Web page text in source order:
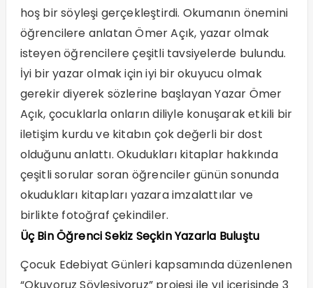
hoş bir söyleşi gerçekleştirdi. Okumanın önemini
öğrencilere anlatan Ömer Açık, yazar olmak
isteyen öğrencilere çeşitli tavsiyelerde bulundu.
İyi bir yazar olmak için iyi bir okuyucu olmak
gerekir diyerek sözlerine başlayan Yazar Ömer
Açık, çocuklarla onların diliyle konuşarak etkili bir
iletişim kurdu ve kitabın çok değerli bir dost
olduğunu anlattı. Okudukları kitaplar hakkında
çeşitli sorular soran öğrenciler günün sonunda
okudukları kitapları yazara imzalattılar ve
birlikte fotoğraf çekindiler.
Üç Bin Öğrenci Sekiz Seçkin Yazarla Buluştu
Çocuk Edebiyat Günleri kapsamında düzenlenen